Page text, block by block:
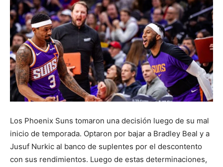
Los Phoenix Suns tomaron una decisión luego de su mal
inicio de temporada. Optaron por bajar a Bradley Beal y a
Jusuf Nurkic al banco de suplentes por el descontento
con sus rendimientos. Luego de estas determinaciones,